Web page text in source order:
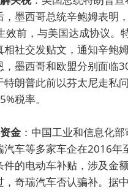
，墨西哥总统辛鲍姆表明
效前，与美国达成协议。
相社交发贴文，通知辛鲍
，墨西哥和欧盟分别面临
朗普此前以芬太尼走私
税率。
金 ：中国工业和信息化
汽车等多家车企在2016年
件的电动车补贴，涉及金
奇瑞汽车否认骗补。据